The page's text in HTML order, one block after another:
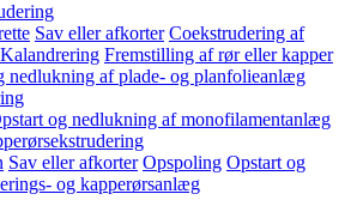
Sav eller afkorter Coekstrudering af
Kalandrering Fremstilling af rør eller kapper
nedlukning af plade- og planfolieanlæg
og nedlukning af monofilamentanlæg
Sav eller afkorter Opspoling Opstart og
og kapperørsanlæg